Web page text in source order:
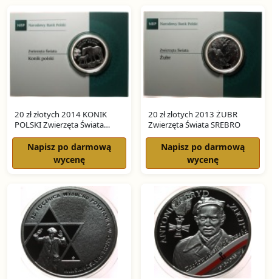
20 zł złotych 2014 KONIK
POLSKI Zwierzęta Świata
SREBRO
Napisz po darmową
wycenę
20 zł złotych 2013 ŻUBR
Zwierzęta Świata SREBRO
Napisz po darmową
wycenę